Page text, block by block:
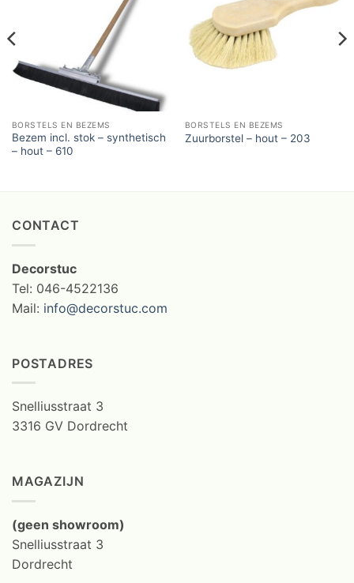
BORSTELS EN BEZEMS
Bezem incl. stok – synthetisch
– hout – 610
BORSTELS EN BEZEMS
Zuurborstel – hout – 203
CONTACT
Decorstuc
Tel: 046-4522136
Mail: info@decorstuc.com
POSTADRES
Snelliusstraat 3
3316 GV Dordrecht
MAGAZIJN
(geen showroom)
Snelliusstraat 3
Dordrecht